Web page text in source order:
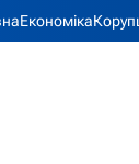
Економіка